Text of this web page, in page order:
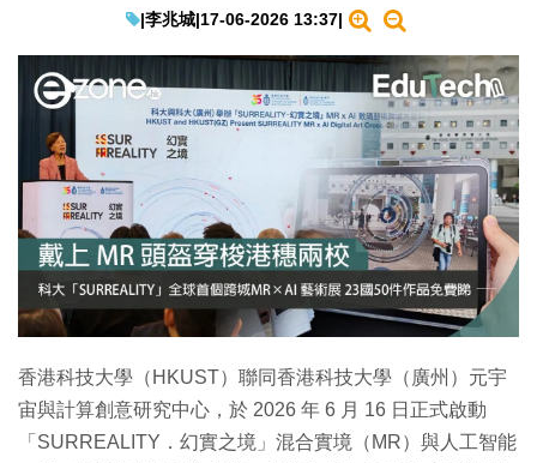
生成式AI與雲端應用
Enterprise Digital Transformation
特集
|李兆城|17-06-2026 13:37|
香港科技大學（HKUST）聯同香港科技大學（廣州）元宇
宙與計算創意研究中心，於 2026 年 6 月 16 日正式啟動
「SURREALITY．幻實之境」混合實境（MR）與人工智能